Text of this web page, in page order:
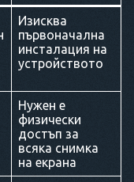
Изисква
първоначална
инсталация на
устройството
Нужен е
физически
достъп за
всяка снимка
на екрана